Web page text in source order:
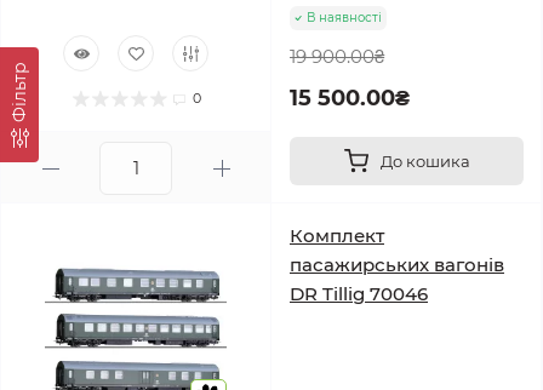
Фільтр 0
В наявності
19 900.00₴
15 500.00₴
До кошика
Комплект
пасажирських вагонів
DR Tillig 70046